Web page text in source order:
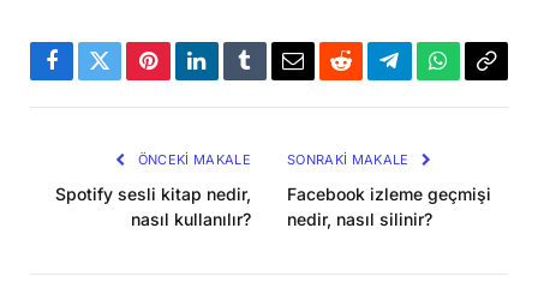
Facebook
TwitterPinterestLinkedInTumblrEmailRedditTelegramWhatsApp
ÖNCEKI MAKALE
Spotify sesli kitap nedir,
nasıl kullanılır?
SONRAKI MAKALE
Facebook izleme geçmişi
nedir, nasıl silinir?